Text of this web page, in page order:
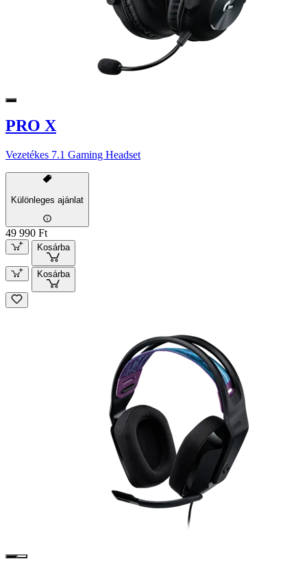
PRO X
Vezetékes 7.1 Gaming Headset
Különleges ajánlat
49 990 Ft
Kosárba
Kosárba